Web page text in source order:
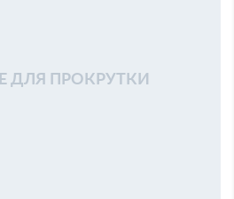
ДЛЯ ПРОКРУТКИ